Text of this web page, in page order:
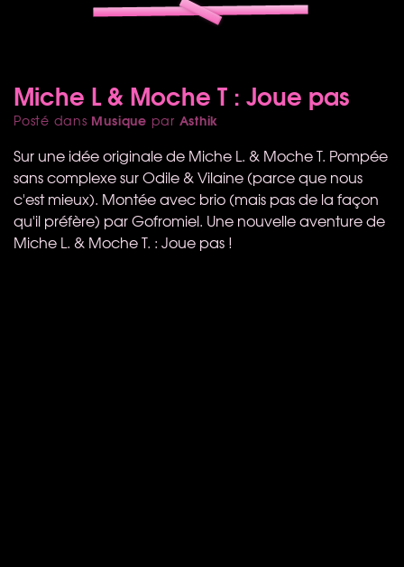
Miche L & Moche T : Joue pas
Posté dans Musique par Asthik
Sur une idée originale de Miche L. & Moche T. Pompée
sans complexe sur Odile & Vilaine (parce que nous
c'est mieux). Montée avec brio (mais pas de la façon
qu'il préfère) par Gofromiel. Une nouvelle aventure de
Miche L. & Moche T. : Joue pas !